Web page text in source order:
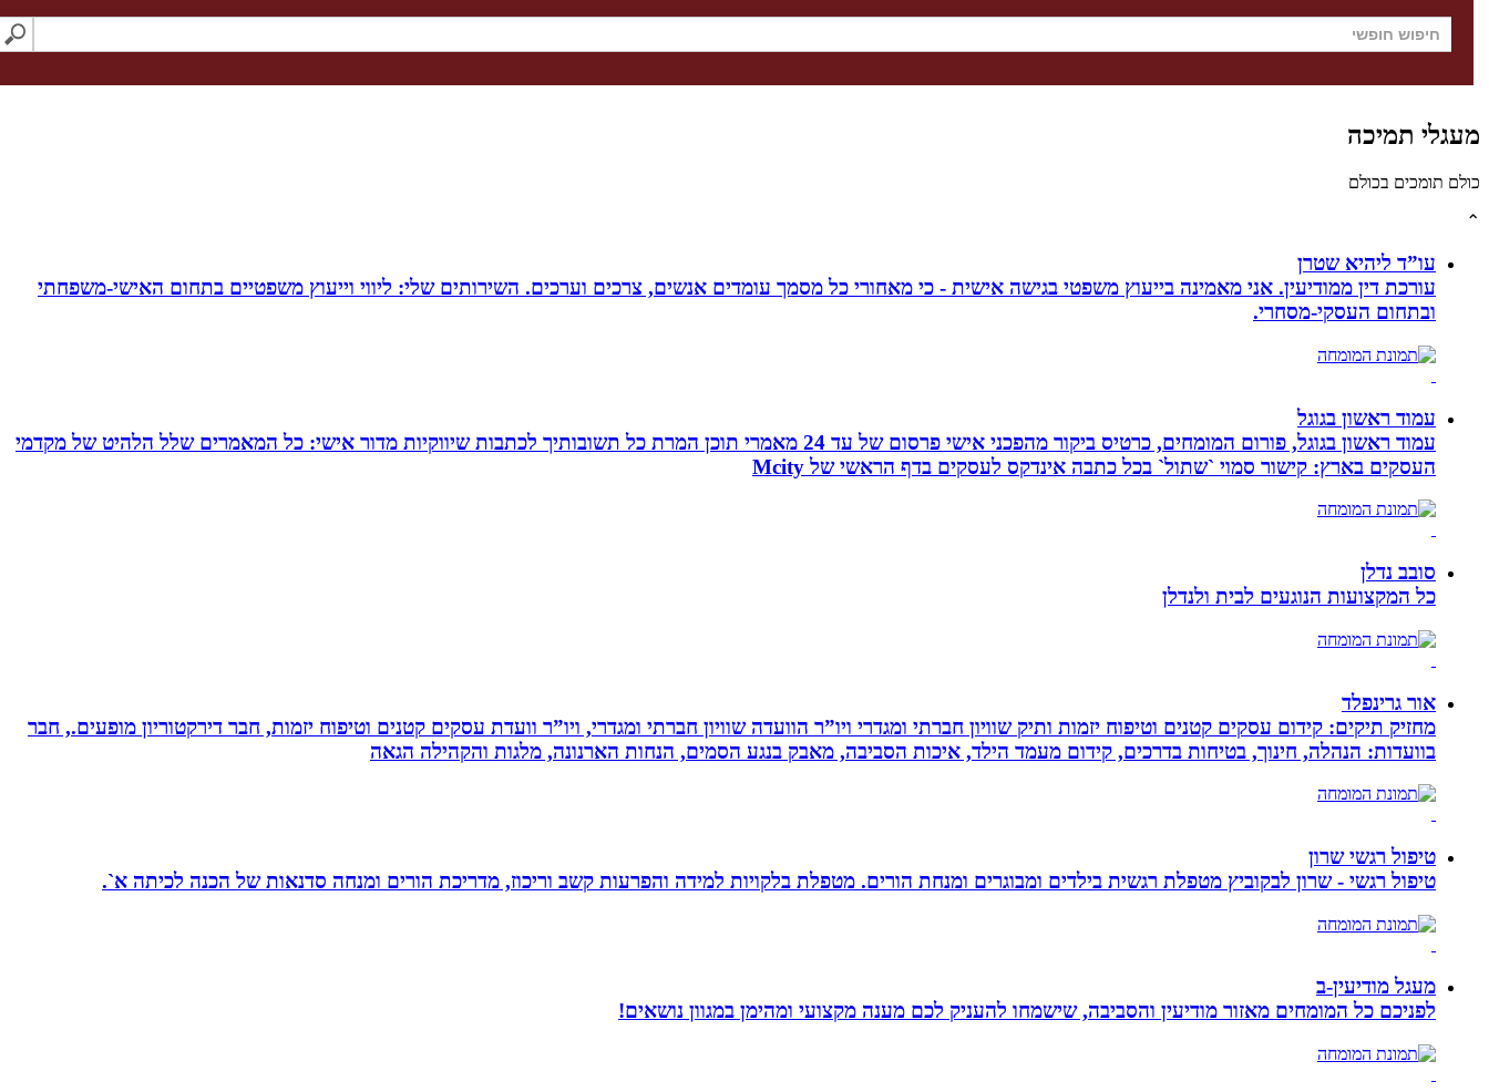
מעגלי תמיכה
כולם תומכים בכולם
⌃
עו”ד ליהיא שטרן
עורכת דין ממודיעין. אני מאמינה בייעוץ משפטי בגישה אישית - כי מאחורי כל מסמך עומדים אנשים, צרכים וערכים. השירותים שלי: ליווי וייעוץ משפטיים בתחום האישי-משפחתי
ובתחום העסקי-מסחרי.
עמוד ראשון בגוגל
עמוד ראשון בגוגל, פורום המומחים, כרטיס ביקור מהפכני אישי פרסום של עד 24 מאמרי תוכן המרת כל תשובותיך לכתבות שיווקיות מדור אישי: כל המאמרים שלל הלהיט של מקדמי
העסקים בארץ: קישור סמוי `שתול` בכל כתבה אינדקס לעסקים בדף הראשי של Mcity
סובב נדלן
כל המקצועות הנוגעים לבית ולנדלן
אור גרינפלד
מחזיק תיקים: קידום עסקים קטנים וטיפוח יזמות ותיק שוויון חברתי ומגדרי ויו”ר הוועדה שוויון חברתי ומגדרי, ויו”ר וועדת עסקים קטנים וטיפוח יזמות, חבר דירקטוריון מופעים., חבר
בוועדות: הנהלה, חינוך, בטיחות בדרכים, קידום מעמד הילד, איכות הסביבה, מאבק בנגע הסמים, הנחות הארנונה, מלגות והקהילה הגאה
טיפול רגשי שרון
טיפול רגשי - שרון לבקוביץ מטפלת רגשית בילדים ומבוגרים ומנחת הורים. מטפלת בלקויות למידה והפרעות קשב וריכוז, מדריכת הורים ומנחה סדנאות של הכנה לכיתה א`.
מעגל מודיעין-ב
לפניכם כל המומחים מאזור מודיעין והסביבה, שישמחו להעניק לכם מענה מקצועי ומהימן במגוון נושאים!